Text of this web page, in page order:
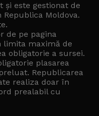
și este gestionat de
Republica Moldova.
de pe pagina
limita maximă de
obligatorie a sursei.
plasarea
Republicarea
realiza doar în
prealabil cu